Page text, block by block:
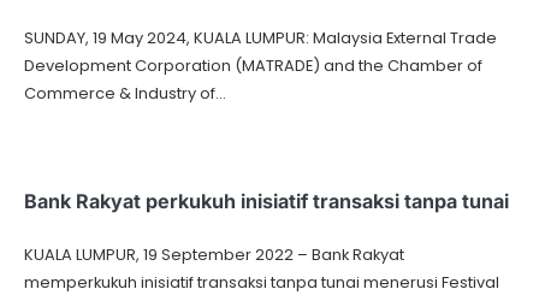
SUNDAY, 19 May 2024, KUALA LUMPUR: Malaysia External Trade
Development Corporation (MATRADE) and the Chamber of
Commerce & Industry of…
Bank Rakyat perkukuh inisiatif transaksi tanpa tunai
KUALA LUMPUR, 19 September 2022 – Bank Rakyat
memperkukuh inisiatif transaksi tanpa tunai menerusi Festival